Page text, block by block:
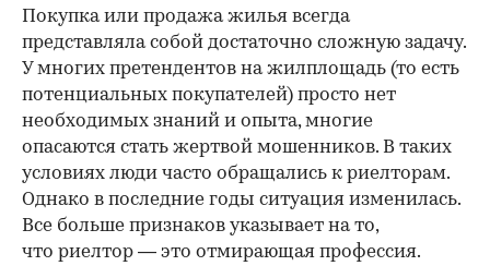
Покупка или продажа жилья всегда
представляла собой достаточно сложную задачу.
У многих претендентов на жилплощадь (то есть
потенциальных покупателей) просто нет
необходимых знаний и опыта, многие
опасаются стать жертвой мошенников. В таких
условиях люди часто обращались к риелторам.
Однако в последние годы ситуация изменилась.
Все больше признаков указывает на то,
что риелтор — это отмирающая профессия.